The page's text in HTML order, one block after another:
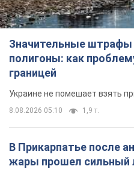
Значительные штрафы
полигоны: как
границей
Украине не помешает взять
8.08.2026 05:10 1,9 т.
В Прикарпатье после
жары прошел сильный